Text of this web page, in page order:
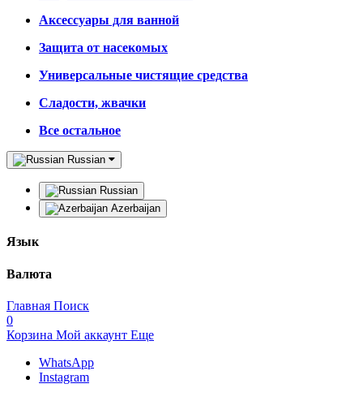
Аксессуары для ванной
Защита от насекомых
Универсальные чистящие средства
Сладости, жвачки
Все остальное
Russian
Russian
Azerbaijan
Язык
Валюта
Главная Поиск
0
Корзина Мой аккаунт Еще
WhatsApp
Instagram